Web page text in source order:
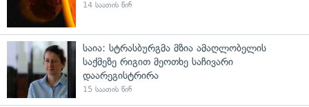
14 საათის წინ
საია: სტრასბურგმა მზია ამაღლობელის
საქმეზე რიგით მეოთხე საჩივარი
დაარეგისტრირა
15 საათის წინ